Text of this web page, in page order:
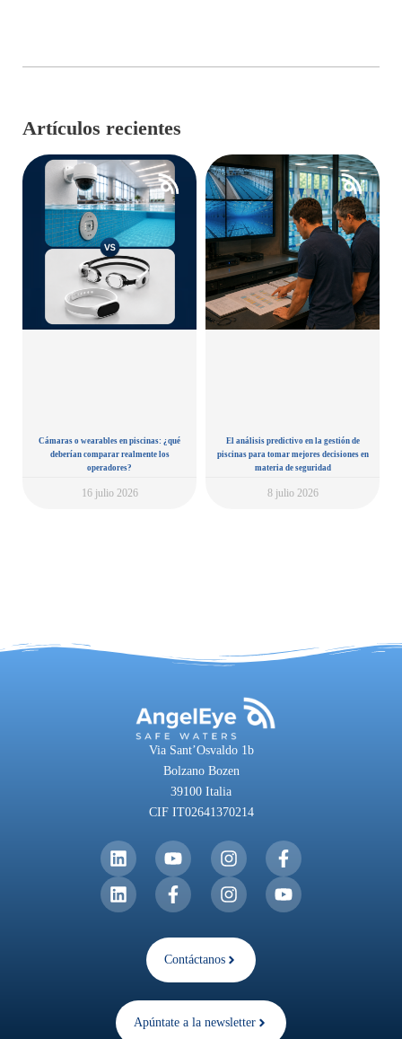
Artículos recientes
Cámaras o wearables en piscinas: ¿qué
deberían comparar realmente los
operadores?
16 julio 2026
El análisis predictivo en la gestión de
piscinas para tomar mejores decisiones en
materia de seguridad
8 julio 2026
Via Sant’Osvaldo 1b
Bolzano Bozen
39100 Italia
CIF IT02641370214
Contáctanos
Apúntate a la newsletter